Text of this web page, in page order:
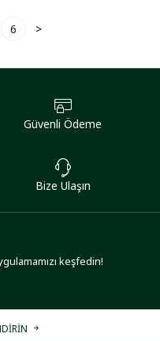
6 >
Güvenli Ödeme
Bize Ulaşın
keşfedin!